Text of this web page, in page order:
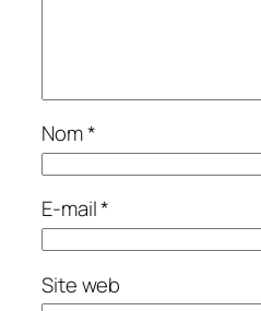
Nom*
E-mail*
Site web